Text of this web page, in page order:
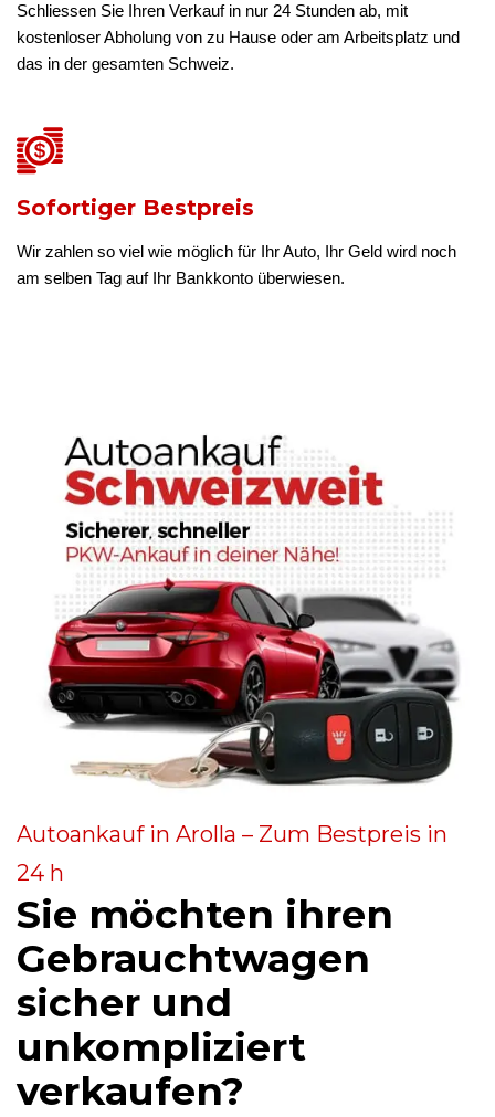
Schliessen Sie Ihren Verkauf in nur 24 Stunden ab, mit
kostenloser Abholung von zu Hause oder am Arbeitsplatz und
das in der gesamten Schweiz.
Sofortiger Bestpreis
Wir zahlen so viel wie möglich für Ihr Auto, Ihr Geld wird noch
am selben Tag auf Ihr Bankkonto überwiesen.
Autoankauf in Arolla – Zum Bestpreis in
24 h
Sie möchten ihren
Gebrauchtwagen
sicher und
unkompliziert
verkaufen?